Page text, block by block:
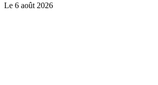
Le 6 août 2026